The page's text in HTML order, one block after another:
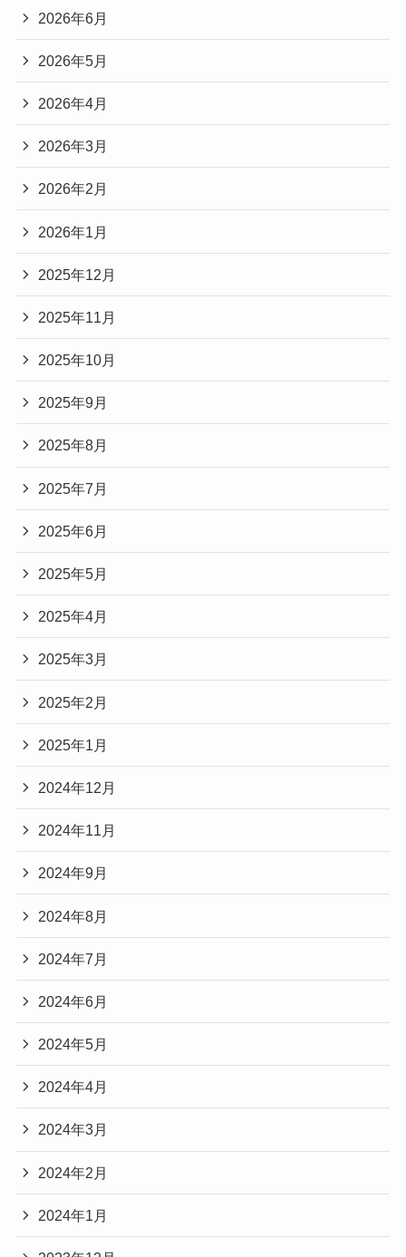
2026年6月
2026年5月
2026年4月
2026年3月
2026年2月
2026年1月
2025年12月
2025年11月
2025年10月
2025年9月
2025年8月
2025年7月
2025年6月
2025年5月
2025年4月
2025年3月
2025年2月
2025年1月
2024年12月
2024年11月
2024年9月
2024年8月
2024年7月
2024年6月
2024年5月
2024年4月
2024年3月
2024年2月
2024年1月